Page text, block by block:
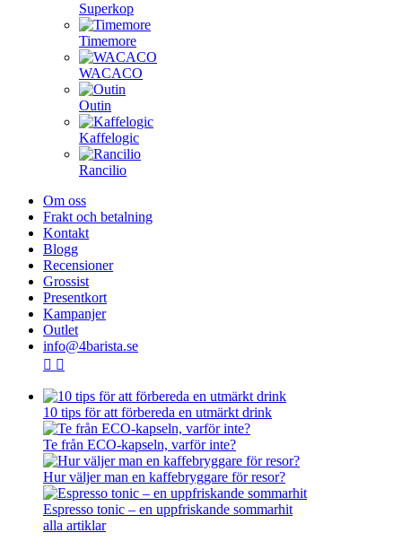
Superkop
Timemore
WACACO
Outin
Kaffelogic
Rancilio
Om oss
Frakt och betalning
Kontakt
Blogg
Recensioner
Grossist
Presentkort
Kampanjer
Outlet
info@4barista.se
10 tips för att förbereda en utmärkt drink
Te från ECO-kapseln, varför inte?
Hur väljer man en kaffebryggare för resor?
Espresso tonic – en uppfriskande sommarhit
alla artiklar